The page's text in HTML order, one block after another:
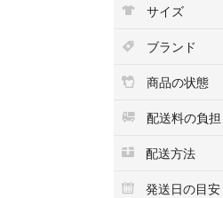
サイズ
ブランド
商品の状態
配送料の負担
配送方法
発送日の目安